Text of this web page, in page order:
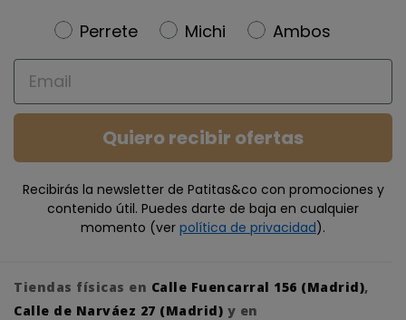
Newsletter
Perrete Michi
Ambos
Email
Quiero recibir ofertas
Recibirás la newsletter de Patitas&co con promociones y
contenido útil. Puedes darte de baja en cualquier
momento (ver política de privacidad).
Tiendas físicas en Calle Fuencarral 156 (Madrid),
Calle de Narváez 27 (Madrid) y en